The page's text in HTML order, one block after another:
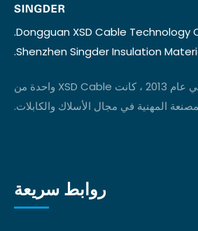
Dongguan XSD Cable Technology
Shenzhen Singder Insulation
منذ تأسيسنا في عام 2013 ، كانت XSD Cable واحدة من
المهنية في مجال الأسلاك والكابلات.
روابط سريعة